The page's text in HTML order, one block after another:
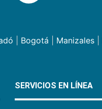
Bogotá Manizales|
SERVICIOS EN LÍNEA